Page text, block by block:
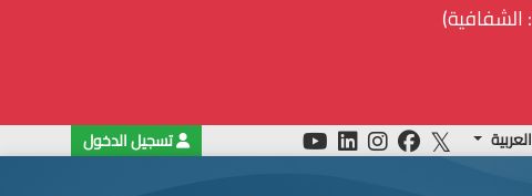
العربية تسجيل الدخول